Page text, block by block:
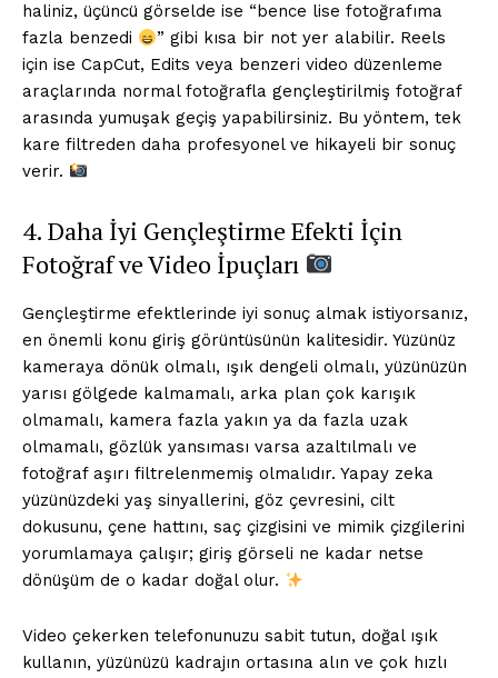
haliniz, üçüncü görselde ise “bence lise fotoğrafıma
fazla benzedi
” gibi kısa bir not yer alabilir. Reels
için ise CapCut, Edits veya benzeri video düzenleme
araçlarında normal fotoğrafla gençleştirilmiş fotoğraf
arasında yumuşak geçiş yapabilirsiniz. Bu yöntem, tek
kare filtreden daha profesyonel ve hikayeli bir sonuç
verir.
4. Daha İyi Gençleştirme Efekti İçin
Fotoğraf ve Video İpuçları
Gençleştirme efektlerinde iyi sonuç almak istiyorsanız,
en önemli konu giriş görüntüsünün kalitesidir. Yüzünüz
kameraya dönük olmalı, ışık dengeli olmalı, yüzünüzün
yarısı gölgede kalmamalı, arka plan çok karışık
olmamalı, kamera fazla yakın ya da fazla uzak
olmamalı, gözlük yansıması varsa azaltılmalı ve
fotoğraf aşırı filtrelenmemiş olmalıdır. Yapay zeka
yüzünüzdeki yaş sinyallerini, göz çevresini, cilt
dokusunu, çene hattını, saç çizgisini ve mimik çizgilerini
yorumlamaya çalışır; giriş görseli ne kadar netse
dönüşüm de o kadar doğal olur.
Video çekerken telefonunuzu sabit tutun, doğal ışık
kullanın, yüzünüzü kadrajın ortasına alın ve çok hızlı